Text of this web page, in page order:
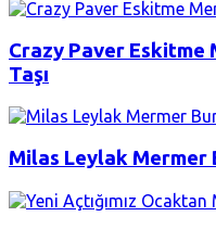
Crazy Paver Eskitme
Taşı
Milas Leylak Mermer